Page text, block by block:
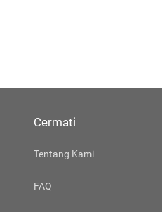
Cermati
Tentang Kami
FAQ